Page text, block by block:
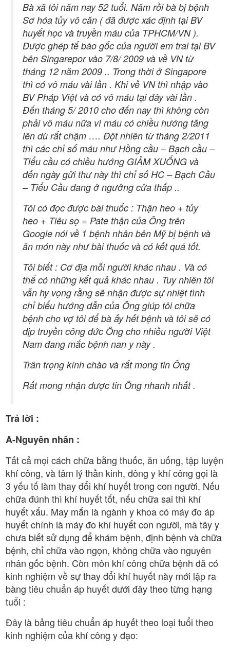
Bà xã tôi năm nay 52 tuổi. Năm rồi bà bị bệnh
Sơ hóa tủy vô căn ( đã được xác định tại BV
huyết học và truyền máu của TPHCM/VN ).
Được ghép tế bào gốc của người em trai tại BV
bên Singarepor vào 7/8/ 2009 và về VN từ
tháng 12 năm 2009 .. Trong thời ở Singapore
thì có vô máu vài lần . Khi về VN thì nhập vào
BV Pháp Việt và có vô máu tại đây vài lần .
Đến tháng 5/ 2010 cho đến nay thì không còn
phải vô máu nữa vì máu có chiều hướng tăng
lên dù rất chậm …. Đột nhiên từ tháng 2/2011
thì các chỉ số máu như Hồng cầu – Bạch cầu –
Tiểu cầu có chiều hướng GIẢM XUỐNG và
đến ngày gửi thư này thì chỉ số HC – Bạch Cầu
– Tiểu Cầu đang ở ngưởng cửa thấp ..
Tôi có đọc được bài thuốc : Thận heo + tủy
heo + Tiêu sọ = Pate thận của Ông trên
Google nói về 1 bệnh nhân bên Mỹ bị bệnh và
ăn món này như bài thuốc và có kết quả tốt.
Tôi biết : Cơ địa mỗi người khác nhau . Và có
thể có những kết quả khác nhau . Tuy nhiên tôi
vẫn hy vọng rằng sẽ nhận được sự nhiệt tình
chỉ biểu hướng dẫn của Ông giúp tôi chữa
bệnh cho vợ tôi để bà ấy hết bệnh và tôi sẽ có
dịp truyền công đức Ông cho nhiều người Việt
Nam đang mắc bệnh nan y này .
Trân trọng kính chào và rất mong tin Ông
Rất mong nhận được tin Ông nhanh nhất .
Trả lời :
A-Nguyên nhân :
Tất cả mọi cách chữa bằng thuốc, ăn uống, tập luyện
khí công, và tâm lý thần kinh, đông y khí công gọi là
3 yếu tố làm thay đổi khí huyết trong con người. Nếu
chữa đúnh thì khí huyết tốt, nếu chữa sai thì khí
huyết xấu. May mắn là ngành y khoa có máy đo áp
huyết chính là máy đo khí huyết con người, mà tây y
chưa biết sử dụng để khám bệnh, định bệnh và chữa
bệnh, chỉ chữa vào ngọn, không chữa vào nguyên
nhân gốc bệnh. Còn môn khí công chữa bệnh đã có
kinh nghiệm về sự thay đổi khí huyết này mới lập ra
bàng tiêu chuẩn áp huyết dưới đây theo từng hạng
tuổi :
Đây là bảng tiêu chuẩn áp huyết theo loại tuổi theo
kinh nghiệm của khí công y đạo: